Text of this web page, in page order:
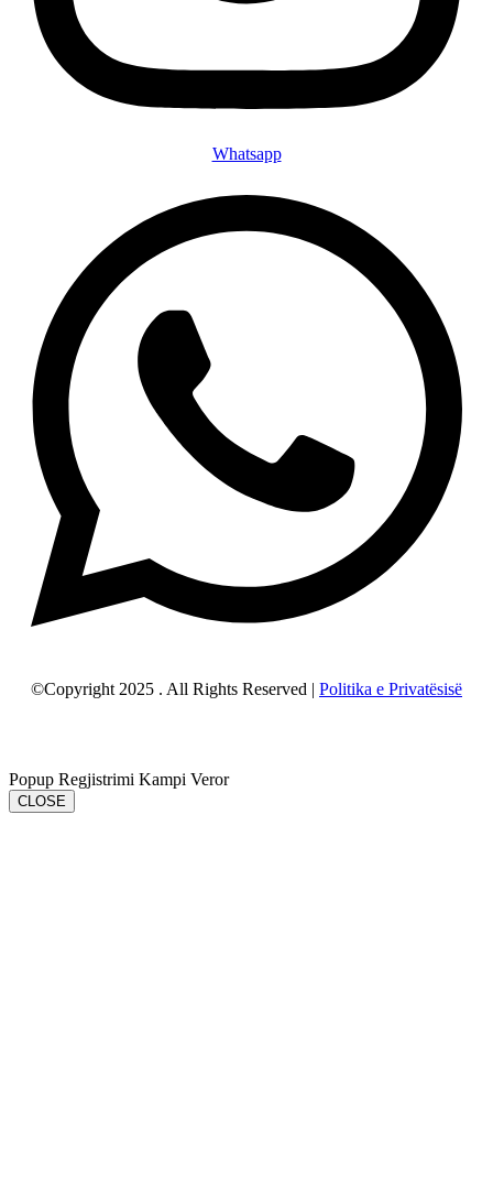
Whatsapp
©Copyright 2025 . All Rights Reserved | Politika e Privatësisë
Popup Regjistrimi Kampi Veror
CLOSE